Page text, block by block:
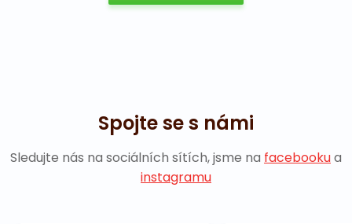
Spojte se s námi
Sledujte nás na sociálních sítích, jsme na facebookua
instagramu